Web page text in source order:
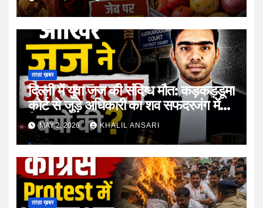
ताज़ा ख़बर
दिल्ली में युवा जज की संदिग्ध मौत: कड़कड़डूमा
कोर्ट से जुड़े अधिकारी का शव सफदरजंग में
मिलाMAY 2, 2026 KHALIL ANSARI
ताज़ा ख़बर